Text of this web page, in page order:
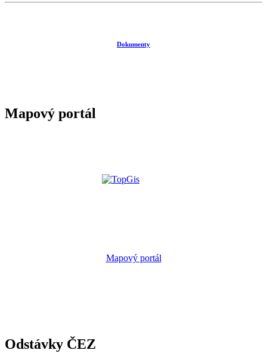
Dokumenty
Mapový portál
Mapový portál
Odstávky ČEZ